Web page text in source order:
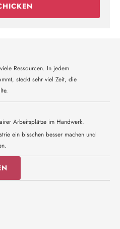
Ressourcen. In jedem
steckt sehr viel Zeit, die
Arbeitsplätze im Handwerk.
ein bisschen besser machen und